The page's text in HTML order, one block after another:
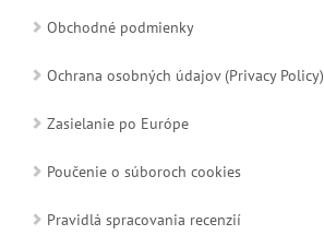
Obchodné podmienky
Ochrana osobných údajov (Privacy Policy)
Zasielanie po Európe
Poučenie o súboroch cookies
Pravidlá spracovania recenzií